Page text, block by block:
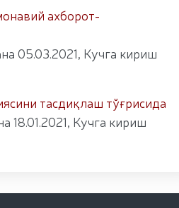
ахборот-
05.03.2021, Кучга кириш
тасдиқлаш тўғрисида
18.01.2021, Кучга кириш